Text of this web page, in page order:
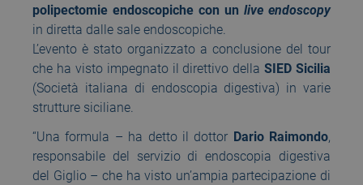
polipectomie endoscopiche con un live endoscopy
in diretta dalle sale endoscopiche.
L’evento è stato organizzato a conclusione del tour
che ha visto impegnato il direttivo dellaSIED Sicilia
(Società italiana di endoscopia digestiva) in varie
strutture siciliane.
“Una formula – ha detto il dottor Dario Raimondo,
responsabile del servizio di endoscopia digestiva
del Giglio – che ha visto un’ampia partecipazione di